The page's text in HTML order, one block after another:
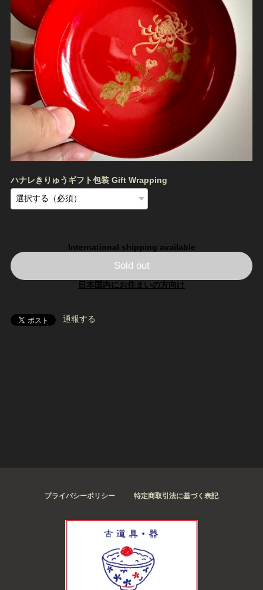
ハナレきりゅうギフト包装 Gift Wrapping
International shipping available
Sold out
日本国内にお住まいの方向け
通報する
プライバシーポリシー 特定商取引法に基づく表記